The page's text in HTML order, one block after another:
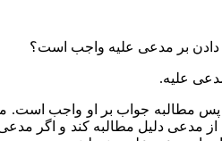
بر مدعی علیه واجب است؟
علیه.
مطالبه جواب بر او واجب است.
مدعی دلیل مطالبه کند و اگر